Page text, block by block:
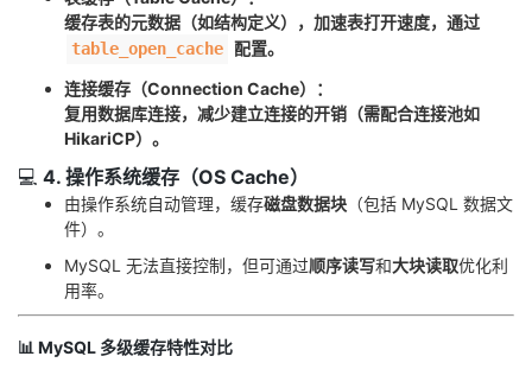
缓存表的元数据 （如结构定义），加速表打开速度，通过
table_open_cache 配置。
连接缓存（Connection Cache）：
复用数据库连接，减少建立连接的开销（需配合连接池如
HikariCP）。
💻 4. 操作系统缓存（OS Cache）
由操作系统自动管理，缓存磁盘数据块 （包括 MySQL 数据文
件）。
MySQL 无法直接控制，但可通过顺序读写和大块读取优化利
用率。
📊 MySQL 多级缓存特性对比